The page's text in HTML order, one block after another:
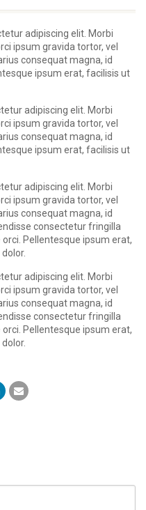
adipiscing elit. Morbi
ipsum gravida tortor, vel
consequat magna, id
ipsum erat, facilisis ut
adipiscing elit. Morbi
ipsum gravida tortor, vel
consequat magna, id
ipsum erat, facilisis ut
adipiscing elit. Morbi
ipsum gravida tortor, vel
consequat magna, id
consectetur fringilla
orci. Pellentesque ipsum erat,
adipiscing elit. Morbi
ipsum gravida tortor, vel
consequat magna, id
consectetur fringilla
orci. Pellentesque ipsum erat,